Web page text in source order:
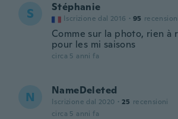
S Stéphanie
Iscrizione dal 2016 · 95 recensioni
Comme sur la photo, rien à
pour les mi saisons
circa 5 anni fa
N NameDeleted
Iscrizione dal 2020 · 25 recensioni
circa 5 anni fa